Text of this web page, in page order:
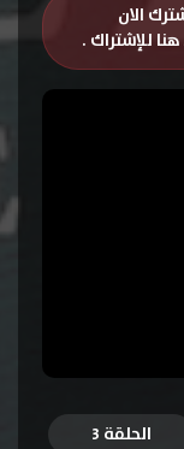
الان
للإشتراك .
الحلقة 3